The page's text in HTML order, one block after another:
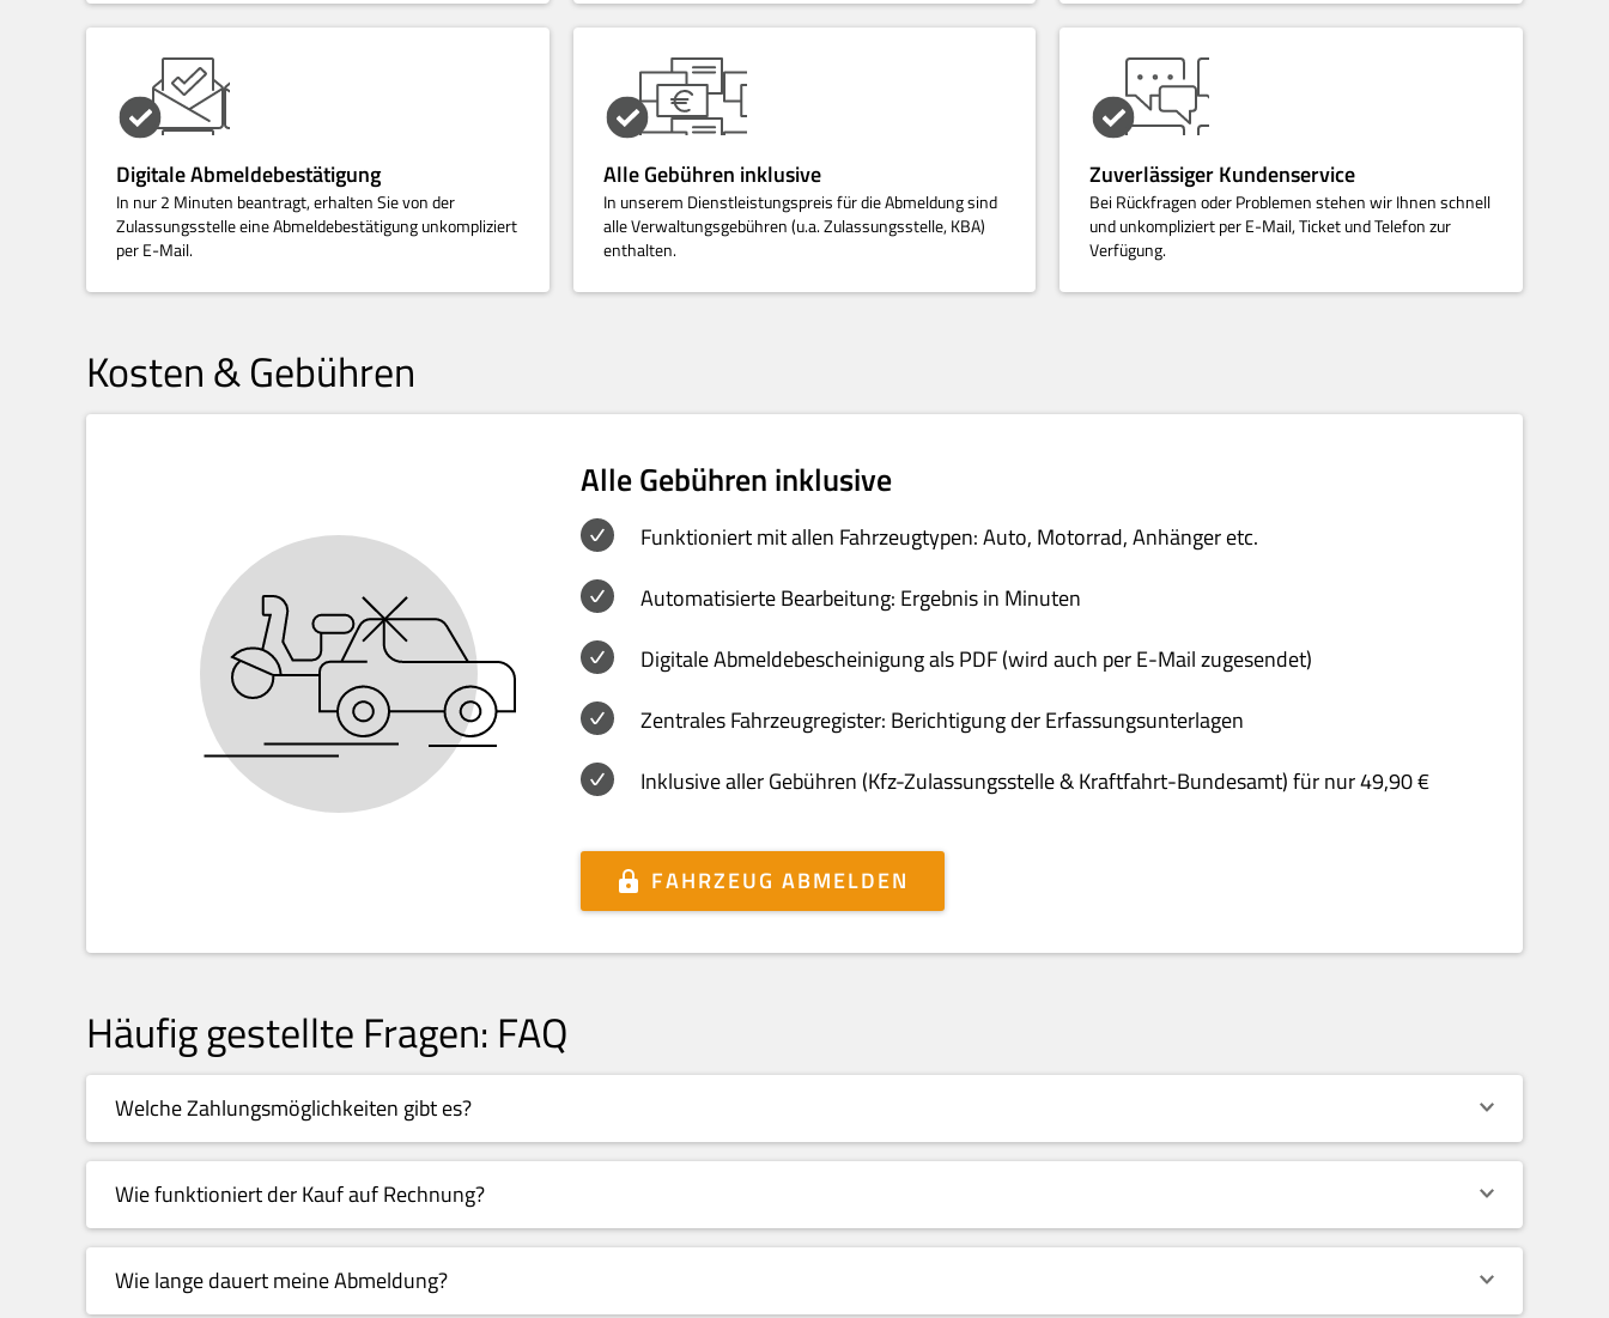
Digitale Abmeldebestätigung
In nur 2 Minuten beantragt, erhalten Sie von der
Zulassungsstelle eine Abmeldebestätigung unkompliziert
per E-Mail.
Alle Gebühren inklusive
In unserem Dienstleistungspreis für die Abmeldung sind
alle Verwaltungsgebühren (u.a. Zulassungsstelle, KBA)
enthalten.
Zuverlässiger Kundenservice
Bei Rückfragen oder Problemen stehen wir Ihnen schnell
und unkompliziert per E-Mail, Ticket und Telefon zur
Verfügung.
Kosten & Gebühren
Alle Gebühren inklusive
Funktioniert mit allen Fahrzeugtypen: Auto, Motorrad, Anhänger etc.
Automatisierte Bearbeitung: Ergebnis in Minuten
Digitale Abmeldebescheinigung als PDF (wird auch per E-Mail zugesendet)
Zentrales Fahrzeugregister: Berichtigung der Erfassungsunterlagen
Inklusive aller Gebühren (Kfz-Zulassungsstelle & Kraftfahrt-Bundesamt) für nur 49,90 €
FAHRZEUG ABMELDEN
Häufig gestellte Fragen: FAQ
Welche Zahlungsmöglichkeiten gibt es?
Wie funktioniert der Kauf auf Rechnung?
Wie lange dauert meine Abmeldung?